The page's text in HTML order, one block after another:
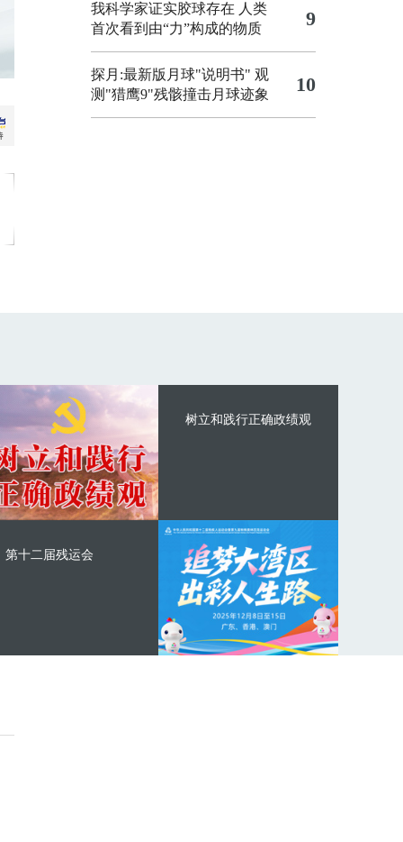
我科学家证实胶球存在 人类
首次看到由“力”构成的物质
9
探月:最新版月球"说明书" 观
测"猎鹰9"残骸撞击月球迹象
10
树立和践行正确政绩观
第十二届残运会